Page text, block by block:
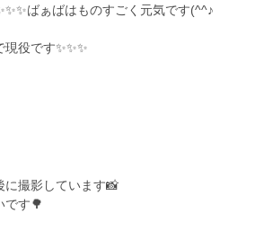
ばぁばはものすごく元気です(^^♪
役です✨✨✨
撮影しています📸
です🌳